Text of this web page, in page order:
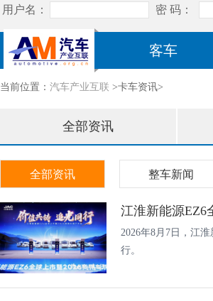
客车
当前位置： 汽车产业互联 >卡车资讯>
全部资讯
全部资讯 整车新闻
江淮新能源EZ6
2026年8月7日，江
行。